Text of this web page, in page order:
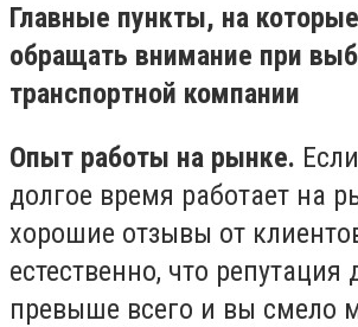
Главные пункты, на
обращать внимание при
транспортной компании
Опыт работы на рынке.
долгое время работает на
хорошие отзывы от
естественно, что репутация
превыше всего и вы смело